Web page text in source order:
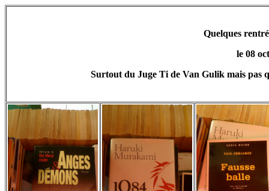
Quelques
le 08
Surtout du Juge Ti de Van Gulik mais pas